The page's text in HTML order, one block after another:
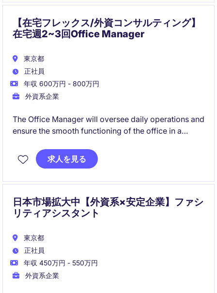
【在宅フレックス/外資コンサルティング】
在宅週2~3回Office Manager
東京都
正社員
年収 600万円 - 800万円
外資系企業
The Office Manager will oversee daily operations and
ensure the smooth functioning of the office in a
a proactive individual who can manage
administrative tasks while supporting business
求人を見る
日本市場拡大中【外資系×安定企業】ファシ
リティアシスタント
東京都
正社員
年収 450万円 - 550万円
外資系企業